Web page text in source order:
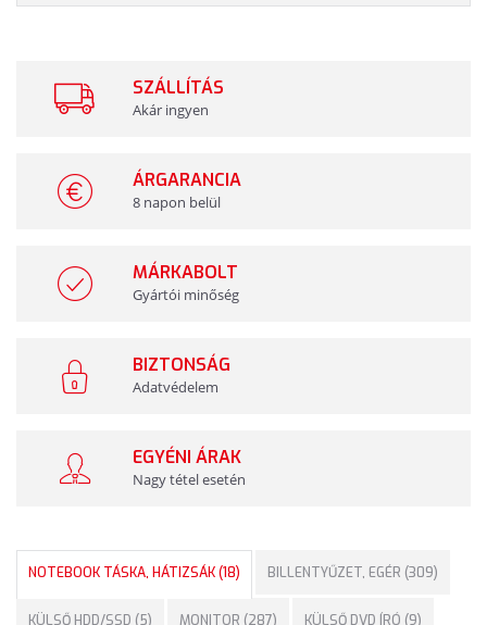
SZÁLLÍTÁS
Akár ingyen
ÁRGARANCIA
8 napon belül
MÁRKABOLT
Gyártói minőség
BIZTONSÁG
Adatvédelem
EGYÉNI ÁRAK
Nagy tétel esetén
NOTEBOOK TÁSKA, HÁTIZSÁK (18) BILLENTYŰZET, EGÉR (309)
KÜLSŐ HDD/SSD (5) MONITOR (287) KÜLSŐ DVD ÍRÓ (9)